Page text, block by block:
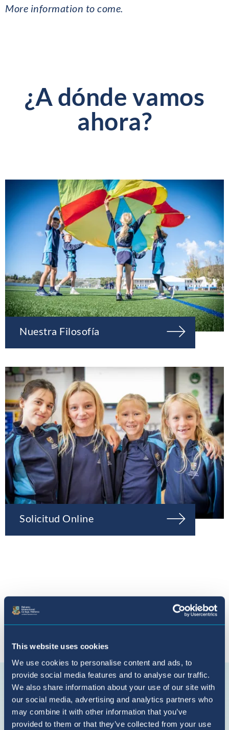
This website uses cookies
We use cookies to personalise content and ads, to
provide social media features and to analyse our traffic.
We also share information about your use of our site with
our social media, advertising and analytics partners who
may combine it with other information that you’ve
provided to them or that they’ve collected from your use
More information to come.
¿A dónde vamos
ahora?
Nuestra Filosofía
Solicitud Online
Suscríbete
en
YouTube